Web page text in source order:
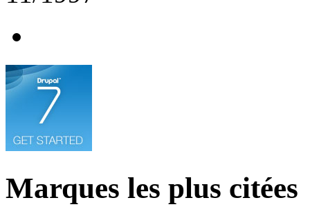
Marques les plus citées